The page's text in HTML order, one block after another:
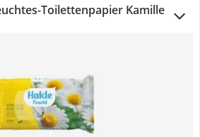
Toilettenpapier Kamille